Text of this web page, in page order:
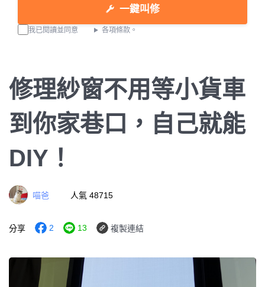
一鍵叫修
我已閱讀並同意 各項條款。
修理紗窗不用等小貨車
到你家巷口，自己就能
DIY！
喵爸 人氣 48715
分享 2 13 複製連結